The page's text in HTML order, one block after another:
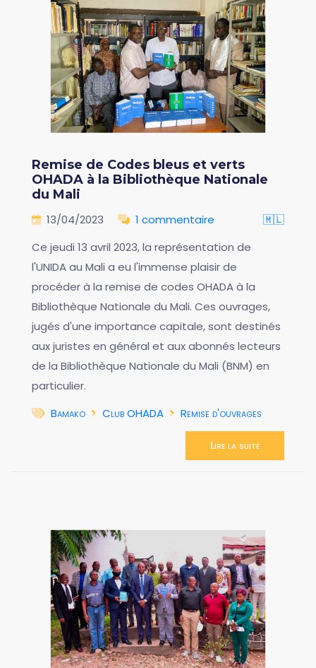
Remise de Codes bleus et verts
OHADA à la Bibliothèque Nationale
du Mali
13/04/2023 1 commentaire
🇲🇱
Ce jeudi 13 avril 2023, la représentation de
l'UNIDA au Mali a eu l'immense plaisir de
procéder à la remise de codes OHADA à la
Bibliothèque Nationale du Mali. Ces ouvrages,
jugés d'une importance capitale, sont destinés
aux juristes en général et aux abonnés lecteurs
de la Bibliothèque Nationale du Mali (BNM) en
particulier.
Bamako
Club OHADA Remise d'ouvrages
Lire la suite